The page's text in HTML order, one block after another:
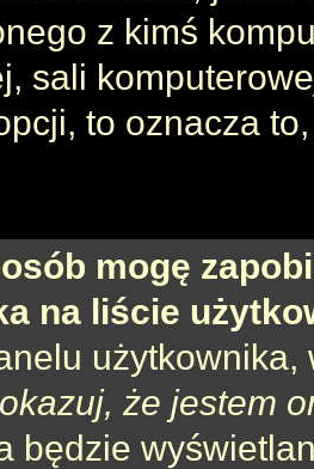
z kimś
sali
to oznacza
mogę
na liście
użytkownika,
że jestem
będzie